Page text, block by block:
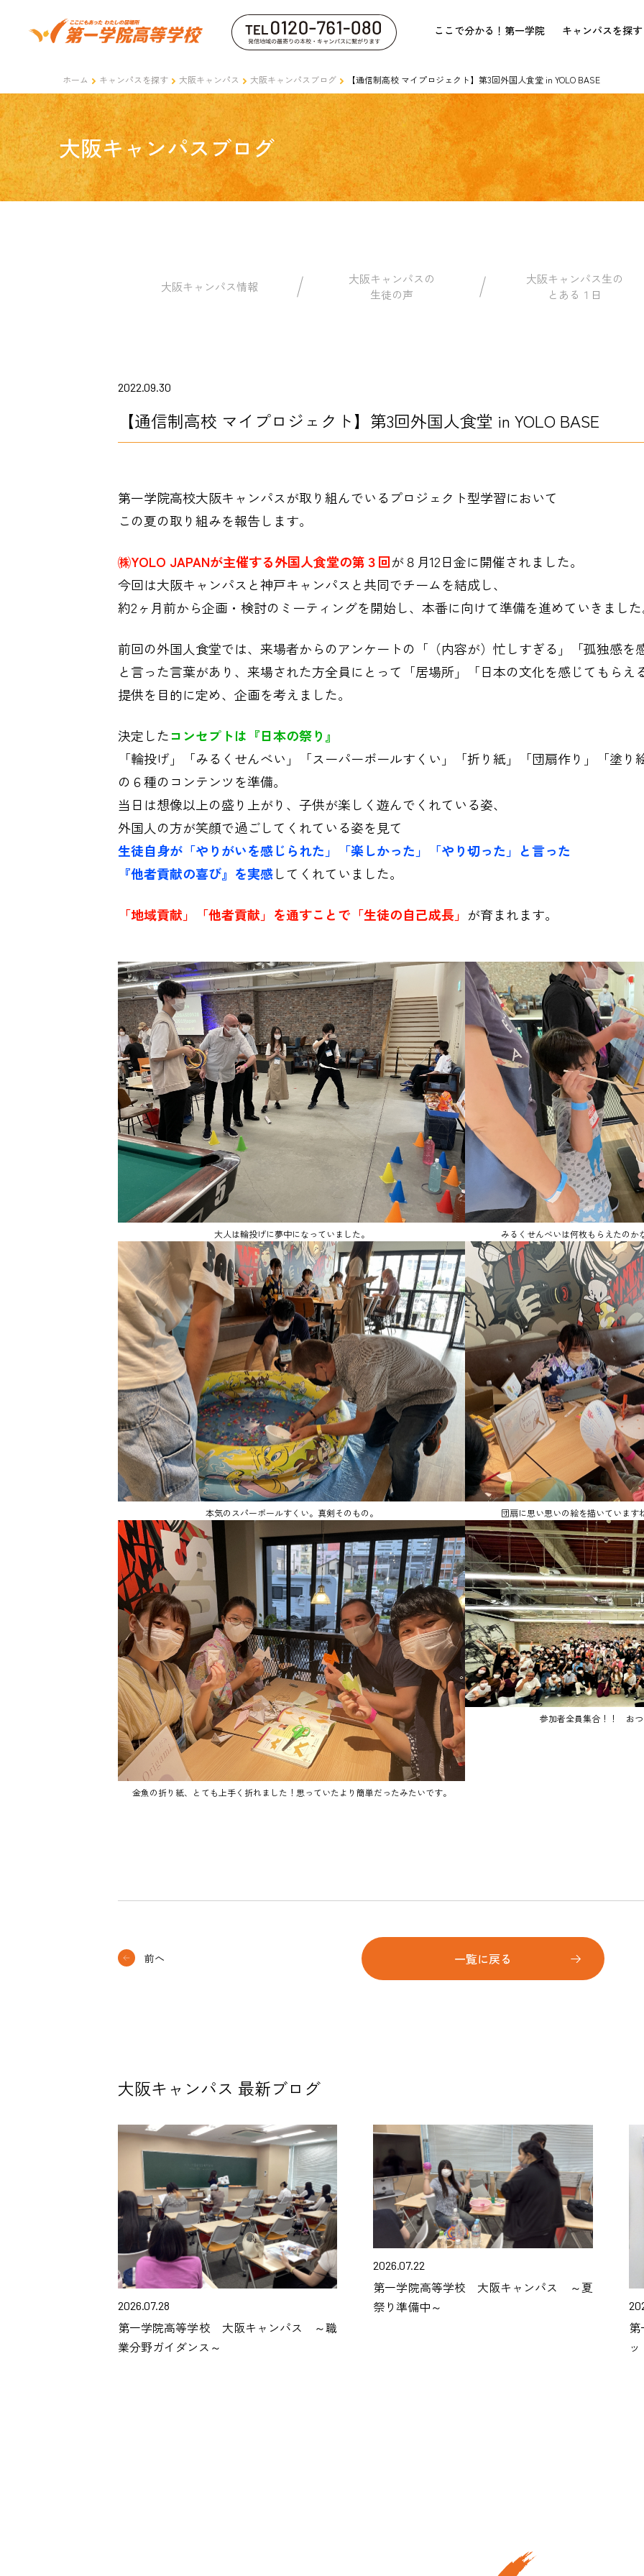
ここで分かる！第一学院 キャンパスを探す
ホーム キャンパスを探す 大阪キャンパス 大阪キャンパスブログ 【通信制高校 マイプロジェクト】第3回外国人食堂 in YOLO BASE
大阪キャンパスブログ
大阪キャンパス情報
大阪キャンパスの
生徒の声
大阪キャンパス生の
とある１日
2022.09.30
【通信制高校 マイプロジェクト】第3回外国人食堂 in YOLO BASE
第一学院高校大阪キャンパスが取り組んでいるプロジェクト型学習において
この夏の取り組みを報告します。
㈱YOLO JAPANが主催する外国人食堂の第３回が８月12日金に開催されました。
今回は大阪キャンパスと神戸キャンパスと共同でチームを結成し、
約2ヶ月前から企画・検討のミーティングを開始し、本番に向けて準備を進めていきまし
前回の外国人食堂では、来場者からのアンケートの「（内容が）忙しすぎる」「孤独感を
と言った言葉があり、来場された方全員にとって「居場所」「日本の文化を感じてもらえ
提供を目的に定め、企画を考えました。
決定したコンセプトは『日本の祭り』
「輪投げ」「みるくせんべい」「スーパーボールすくい」「折り紙」「団扇作り」「塗り
の６種のコンテンツを準備。
当日は想像以上の盛り上がり、子供が楽しく遊んでくれている姿、
外国人の方が笑顔で過ごしてくれている姿を見て
生徒自身が「やりがいを感じられた」「楽しかった」「やり切った」と言った
『他者貢献の喜び』を実感してくれていました。
「地域貢献」「他者貢献」を通すことで「生徒の自己成長」 が育まれます。
大人は輪投げに夢中になっていました。 みるくせんべいは何枚もらえたの
本気のスパーボールすくい。真剣そのもの。 団扇に思い思いの絵を描いていま
金魚の折り紙、とても上手く折れました！思っていたより簡単だったみたいです。
参加者全員集合！！ お
前へ 一覧に戻る
大阪キャンパス 最新ブログ
2026.07.28
第一学院高等学校 大阪キャンパス ～職
業分野ガイダンス～
2026.07.22
第一学院高等学校 大阪キャンパス ～夏
祭り準備中～